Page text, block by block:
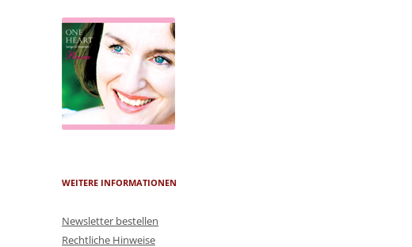
WEITERE INFORMATIONEN
Newsletter bestellen
Rechtliche Hinweise